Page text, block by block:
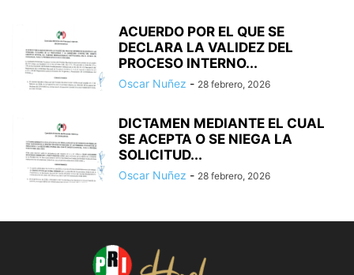
ACUERDO POR EL QUE SE
DECLARA LA VALIDEZ DEL
PROCESO INTERNO...
Oscar Nuñez - 28 febrero, 2026
DICTAMEN MEDIANTE EL CUAL
SE ACEPTA O SE NIEGA LA
SOLICITUD...
Oscar Nuñez - 28 febrero, 2026